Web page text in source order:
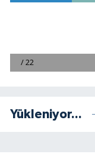
Yükleniyor...